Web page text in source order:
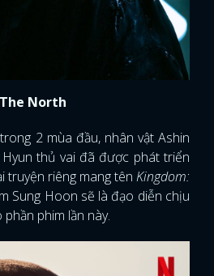
North
2 mùa đầu, nhân vật Ashin
Hyun thủ vai đã được phát triển
truyện riêng mang tên Kingdom:
Sung Hoon sẽ là đạo diễn chịu
phim lần này.